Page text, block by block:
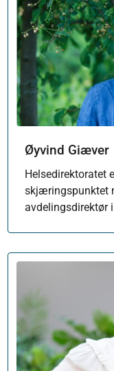
Øyvind Giæver
Helsedirektoratet
skjæringspunktet
avdelingsdirektør